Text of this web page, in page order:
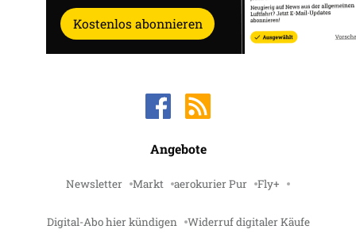
Kostenlos abonnieren
Angebote
Newsletter Markt aerokurier Pur Fly+
Digital-Abo hier kündigen Widerruf digitaler Käufe